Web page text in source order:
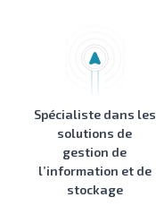
Spécialiste dans les
solutions de
gestion de
l’information et de
stockage